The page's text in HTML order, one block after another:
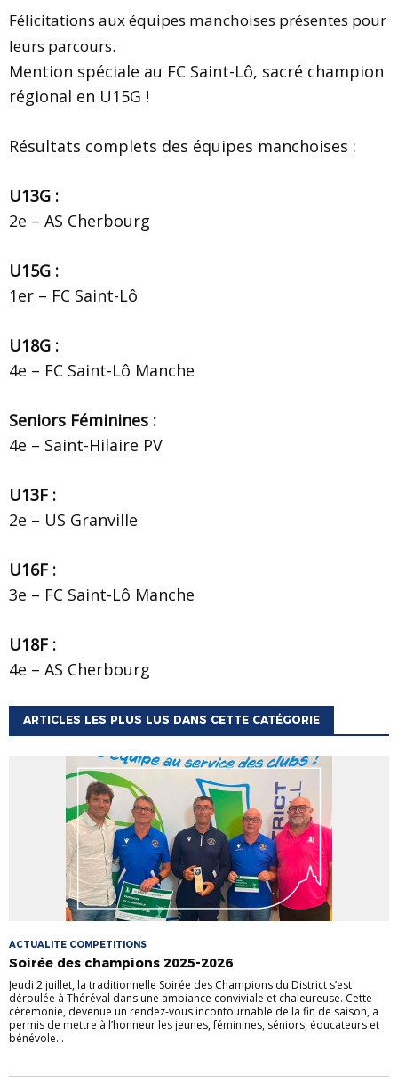
Félicitations aux équipes manchoises présentes pour
leurs parcours.
Mention spéciale au FC Saint-Lô, sacré champion
régional en U15G !
Résultats complets des équipes manchoises :
U13G :
2e – AS Cherbourg
U15G :
1er – FC Saint-Lô
U18G :
4e – FC Saint-Lô Manche
Seniors Féminines :
4e – Saint-Hilaire PV
U13F :
2e – US Granville
U16F :
3e – FC Saint-Lô Manche
U18F :
4e – AS Cherbourg
ARTICLES LES PLUS LUS DANS CETTE CATÉGORIE
ACTUALITE COMPETITIONS
Soirée des champions 2025-2026
Jeudi 2 juillet, la traditionnelle Soirée des Champions du District s’est
déroulée à Théréval dans une ambiance conviviale et chaleureuse. Cette
cérémonie, devenue un rendez-vous incontournable de la fin de saison, a
permis de mettre à l’honneur les jeunes, féminines, séniors, éducateurs et
bénévole...